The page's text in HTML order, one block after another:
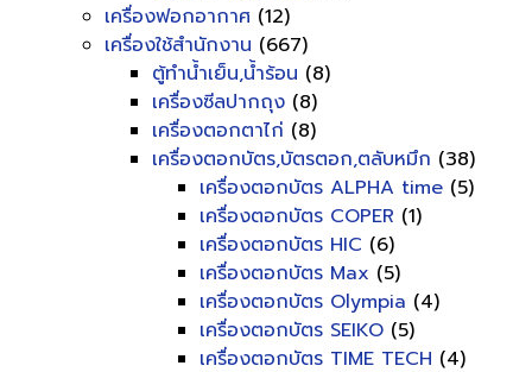
เครื่องฟอกอากาศ (12)
เครื่องใช้สำนักงาน (667)
ตู้ทำน้ำเย็น,น้ำร้อน (8)
เครื่องซีลปากถุง (8)
เครื่องตอกตาไก่ (8)
เครื่องตอกบัตร,บัตรตอก,ตลับหมึก (38)
เครื่องตอกบัตร ALPHA time (5)
เครื่องตอกบัตร COPER (1)
เครื่องตอกบัตร HIC (6)
เครื่องตอกบัตร Max (5)
เครื่องตอกบัตร Olympia (4)
เครื่องตอกบัตร SEIKO (5)
เครื่องตอกบัตร TIME TECH (4)